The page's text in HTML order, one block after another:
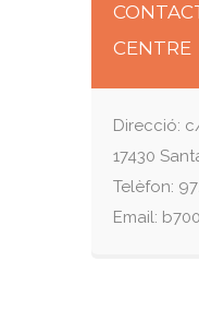
CENTRE
Direcció:
17430
Telèfon:
Email: